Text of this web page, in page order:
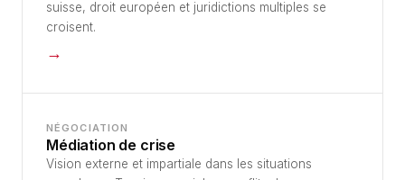
suisse, droit européen et juridictions multiples se
croisent.
→
NÉGOCIATION
Médiation de crise
Vision externe et impartiale dans les situations